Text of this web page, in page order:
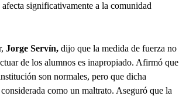
significativamente a la comunidad
Jorge Servín, dijo que la medida de fuerza no
de los alumnos es inapropiado. Afirmó que
son normales, pero que dicha
como un maltrato. Aseguró que la